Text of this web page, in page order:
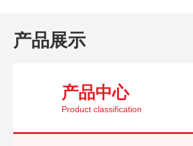
产品展示
产品中心
Product classification